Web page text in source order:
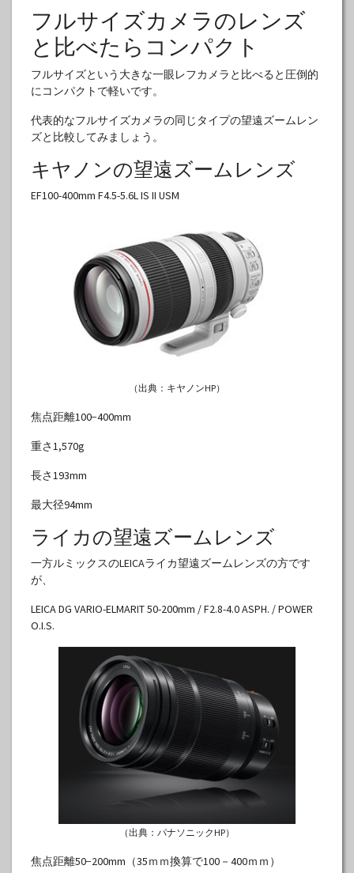
フルサイズカメラのレンズ
と比べたらコンパクト
フルサイズという大きな一眼レフカメラと比べると圧倒的
にコンパクトで軽いです。
代表的なフルサイズカメラの同じタイプの望遠ズームレン
ズと比較してみましょう。
キヤノンの望遠ズームレンズ
EF100-400mm F4.5-5.6L IS II USM
（出典：キヤノンHP）
焦点距離100−400mm
重さ1,570g
長さ193mm
最大径94mm
ライカの望遠ズームレンズ
一方ルミックスのLEICAライカ望遠ズームレンズの方です
が、
LEICA DG VARIO-ELMARIT 50-200mm / F2.8-4.0 ASPH. / POWER
O.I.S.
（出典：パナソニックHP）
焦点距離50−200mm（35ｍｍ換算で100－400ｍｍ）